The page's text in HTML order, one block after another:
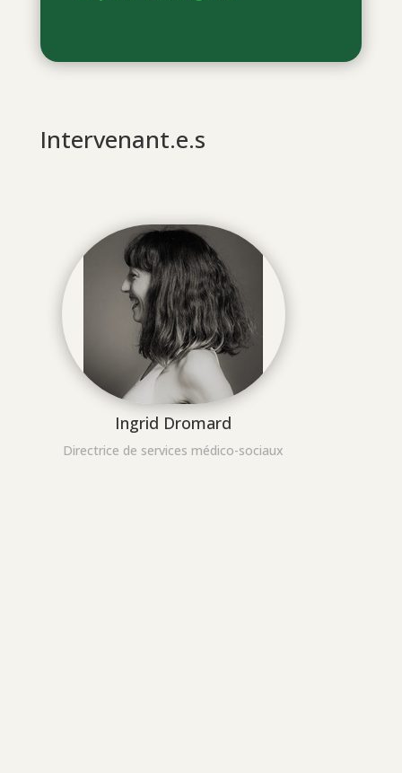
Intervenant.e.s
Ingrid Dromard
Directrice de services médico-sociaux